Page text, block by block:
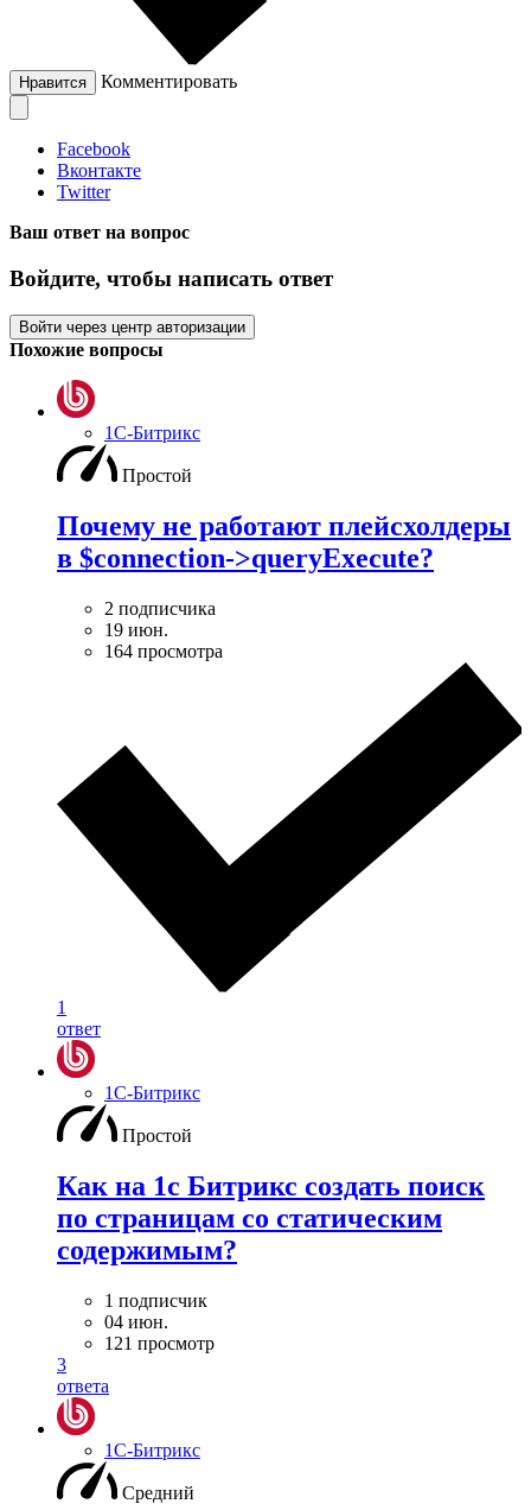
Нравится Комментировать
Facebook
Вконтакте
Twitter
Ваш ответ на вопрос
Войдите, чтобы написать ответ
Войти через центр авторизации
Похожие вопросы
1С-Битрикс
Простой
Почему не работают плейсхолдеры
в $connection->queryExecute?
2 подписчика
19 июн.
164 просмотра
1
ответ
1С-Битрикс
Простой
Как на 1с Битрикс создать поиск
по страницам со статическим
содержимым?
1 подписчик
04 июн.
121 просмотр
3
ответа
1С-Битрикс
Средний